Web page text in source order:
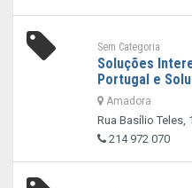
Sem Categoria
Soluções
Portugal e
Amadora
Rua Basílio Teles,
214 972 070